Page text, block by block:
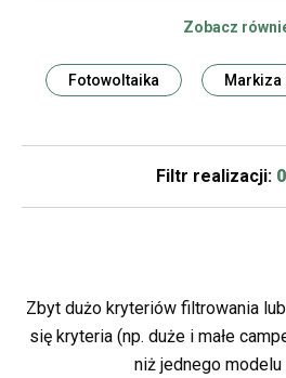
Zobacz
Fotowoltaika Markiza
Filtr realizacji:
Zbyt dużo kryteriów filtrowania
się kryteria (np. duże i małe
niż jednego